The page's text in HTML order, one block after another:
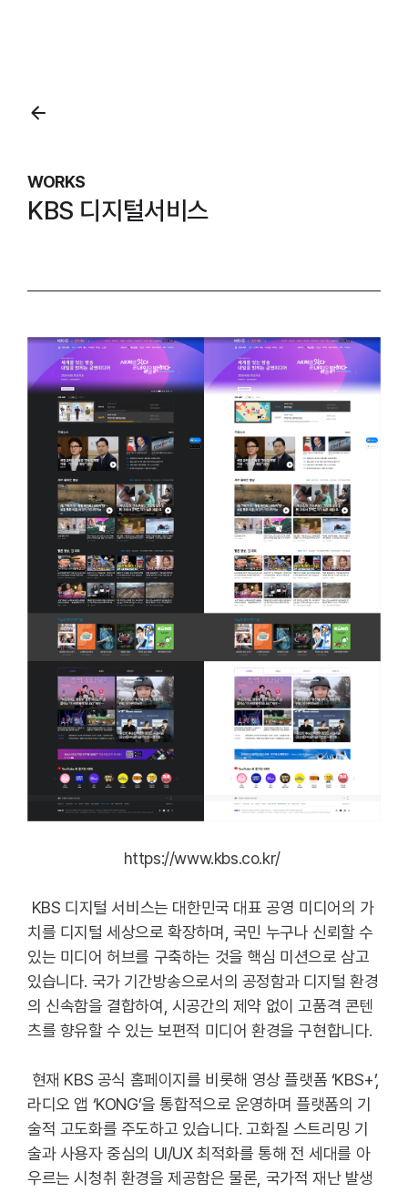
본문영역
WORKS
KBS 디지털서비스
https://www.kbs.co.kr/
KBS 디지털 서비스는 대한민국 대표 공영 미디어의 가
치를 디지털 세상으로 확장하며, 국민 누구나 신뢰할 수
있는 미디어 허브를 구축하는 것을 핵심 미션으로 삼고
있습니다. 국가 기간방송으로서의 공정함과 디지털 환경
의 신속함을 결합하여, 시공간의 제약 없이 고품격 콘텐
츠를 향유할 수 있는 보편적 미디어 환경을 구현합니다.
현재 KBS 공식 홈페이지를 비롯해 영상 플랫폼 ‘KBS+’,
라디오 앱 ‘KONG’을 통합적으로 운영하며 플랫폼의 기
술적 고도화를 주도하고 있습니다. 고화질 스트리밍 기
술과 사용자 중심의 UI/UX 최적화를 통해 전 세대를 아
우르는 시청취 환경을 제공함은 물론, 국가적 재난 발생